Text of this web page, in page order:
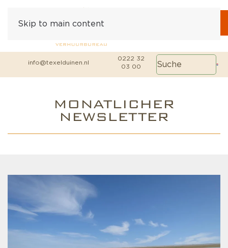
Skip to main content
info@texelduinen.nl
0222 32
03 00
MONATLICHER
NEWSLETTER